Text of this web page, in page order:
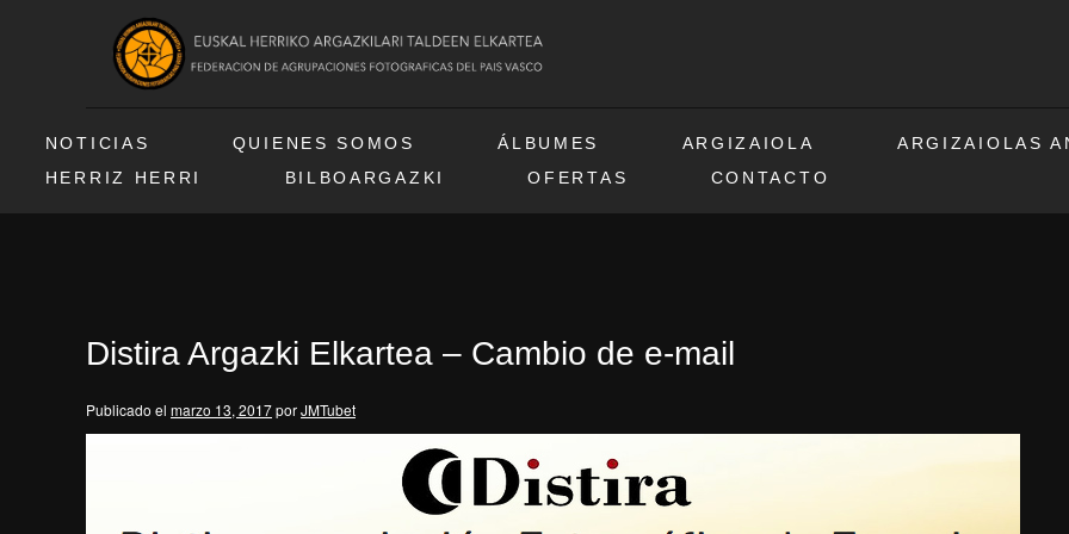
NOTICIAS QUIENES SOMOS ÁLBUMES ARGIZAIOLA ARGIZAIOLAS
HERRIZ HERRI
BILBOARGAZKI OFERTAS CONTACTO
Distira Argazki Elkartea – Cambio de e-mail
Publicado el marzo 13, 2017porJMTubet